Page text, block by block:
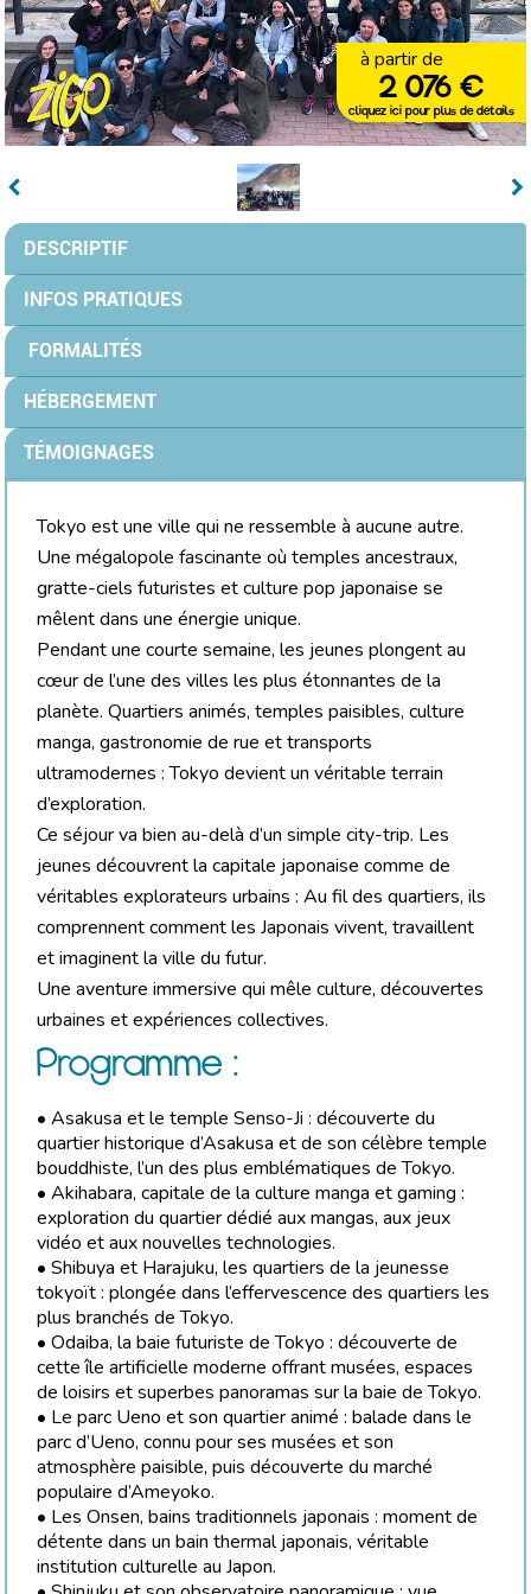
à partir de
2 076 €
cliquez ici pour plus de détails
DESCRIPTIF
INFOS PRATIQUES
FORMALITÉS
HÉBERGEMENT
TÉMOIGNAGES
Tokyo est une ville qui ne ressemble à aucune autre.
Une mégalopole fascinante où temples ancestraux,
gratte-ciels futuristes et culture pop japonaise se
mêlent dans une énergie unique.
Pendant une courte semaine, les jeunes plongent au
cœur de l’une des villes les plus étonnantes de la
planète. Quartiers animés, temples paisibles, culture
manga, gastronomie de rue et transports
ultramodernes : Tokyo devient un véritable terrain
d’exploration.
Ce séjour va bien au-delà d’un simple city-trip. Les
jeunes découvrent la capitale japonaise comme de
véritables explorateurs urbains : Au fil des quartiers, ils
comprennent comment les Japonais vivent, travaillent
et imaginent la ville du futur.
Une aventure immersive qui mêle culture, découvertes
urbaines et expériences collectives.
Programme :
• Asakusa et le temple Senso-Ji : découverte du
quartier historique d’Asakusa et de son célèbre temple
bouddhiste, l’un des plus emblématiques de Tokyo.
• Akihabara, capitale de la culture manga et gaming :
exploration du quartier dédié aux mangas, aux jeux
vidéo et aux nouvelles technologies.
• Shibuya et Harajuku, les quartiers de la jeunesse
tokyoït : plongée dans l’effervescence des quartiers les
plus branchés de Tokyo.
• Odaiba, la baie futuriste de Tokyo : découverte de
cette île artificielle moderne offrant musées, espaces
de loisirs et superbes panoramas sur la baie de Tokyo.
• Le parc Ueno et son quartier animé : balade dans le
parc d’Ueno, connu pour ses musées et son
atmosphère paisible, puis découverte du marché
populaire d’Ameyoko.
• Les Onsen, bains traditionnels japonais : moment de
détente dans un bain thermal japonais, véritable
institution culturelle au Japon.